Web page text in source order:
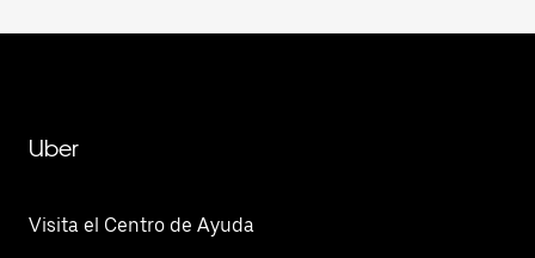
Uber
Visita el Centro de Ayuda